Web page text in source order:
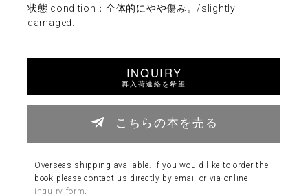
状態 condition：全体的にやや傷み。/slightly
damaged.
INQUIRY
再入荷連絡を希望
こちらの本を売る
Overseas shipping available. If you would like to order the
book please contact us directly by email or via online
inquiry form